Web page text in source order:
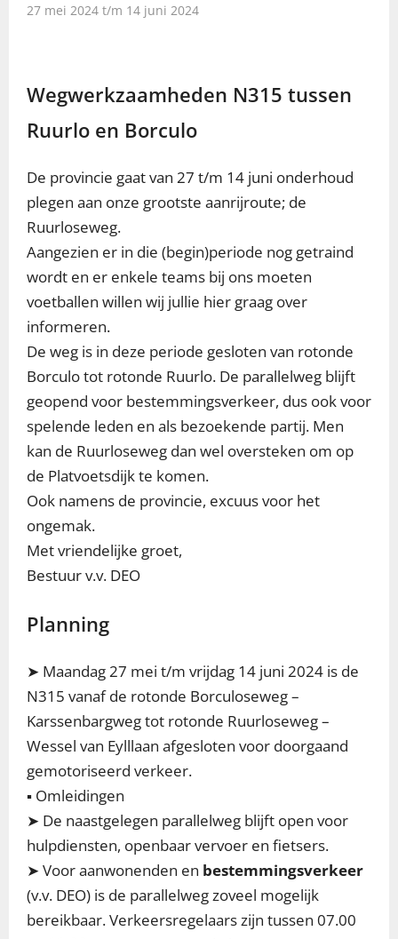
27 mei 2024 t/m 14 juni 2024
Wegwerkzaamheden N315 tussen
Ruurlo en Borculo
De provincie gaat van 27 t/m 14 juni onderhoud
plegen aan onze grootste aanrijroute; de
Ruurloseweg.
Aangezien er in die (begin)periode nog getraind
wordt en er enkele teams bij ons moeten
voetballen willen wij jullie hier graag over
informeren.
De weg is in deze periode gesloten van rotonde
Borculo tot rotonde Ruurlo. De parallelweg blijft
geopend voor bestemmingsverkeer, dus ook voor
spelende leden en als bezoekende partij. Men
kan de Ruurloseweg dan wel oversteken om op
de Platvoetsdijk te komen.
Ook namens de provincie, excuus voor het
ongemak.
Met vriendelijke groet,
Bestuur v.v. DEO
Planning
➤ Maandag 27 mei t/m vrijdag 14 juni 2024 is de
N315 vanaf de rotonde Borculoseweg –
Karssenbargweg tot rotonde Ruurloseweg –
Wessel van Eylllaan afgesloten voor doorgaand
gemotoriseerd verkeer.
▪️ Omleidingen
➤ De naastgelegen parallelweg blijft open voor
hulpdiensten, openbaar vervoer en fietsers.
➤ Voor aanwonenden en bestemmingsverkeer
(v.v. DEO) is de parallelweg zoveel mogelijk
bereikbaar. Verkeersregelaars zijn tussen 07.00